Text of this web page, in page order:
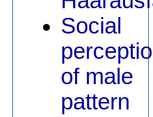
Social
of male
pattern